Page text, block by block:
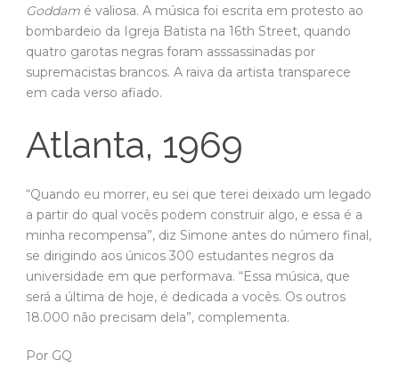
Goddam é valiosa. A música foi escrita em protesto ao
bombardeio da Igreja Batista na 16th Street, quando
quatro garotas negras foram asssassinadas por
supremacistas brancos. A raiva da artista transparece
em cada verso afiado.
Atlanta, 1969
“Quando eu morrer, eu sei que terei deixado um legado
a partir do qual vocês podem construir algo, e essa é a
minha recompensa”, diz Simone antes do número final,
se dirigindo aos únicos 300 estudantes negros da
universidade em que performava. “Essa música, que
será a última de hoje, é dedicada a vocês. Os outros
18.000 não precisam dela”, complementa.
Por GQ